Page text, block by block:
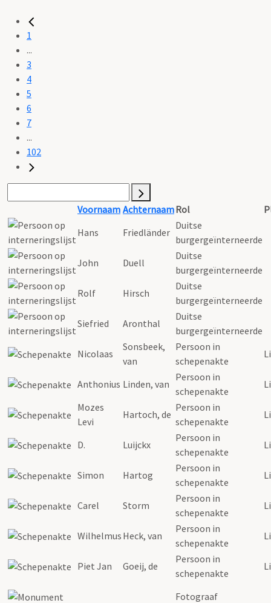
1
...
3
4
5
6
7
...
102
Voornaam AchternaamRol
Hans
Friedländer
Duitse
burgergeïnterneerde
John
Duell
Duitse
burgergeïnterneerde
Rolf
Hirsch
Duitse
burgergeïnterneerde
Siefried
Aronthal
Duitse
burgergeïnterneerde
Nicolaas
Sonsbeek,
van
Persoon in
schepenakte
Anthonius Linden, van
Persoon in
schepenakte
Mozes
Levi
Hartoch, de
Persoon in
schepenakte
D. Luijckx
Persoon in
schepenakte
Simon Hartog
Persoon in
schepenakte
Carel Storm
Persoon in
schepenakte
Wilhelmus Heck, van
Persoon in
schepenakte
Piet Jan Goeij, de
Persoon in
schepenakte
Fotograaf